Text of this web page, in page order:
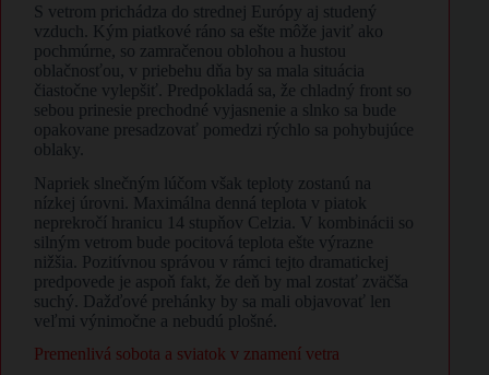
S vetrom prichádza do strednej Európy aj studený
vzduch. Kým piatkové ráno sa ešte môže javiť ako
pochmúrne, so zamračenou oblohou a hustou
oblačnosťou, v priebehu dňa by sa mala situácia
čiastočne vylepšiť. Predpokladá sa, že chladný front so
sebou prinesie prechodné vyjasnenie a slnko sa bude
opakovane presadzovať pomedzi rýchlo sa pohybujúce
oblaky.
Napriek slnečným lúčom však teploty zostanú na
nízkej úrovni. Maximálna denná teplota v piatok
neprekročí hranicu 14 stupňov Celzia. V kombinácii so
silným vetrom bude pocitová teplota ešte výrazne
nižšia. Pozitívnou správou v rámci tejto dramatickej
predpovede je aspoň fakt, že deň by mal zostať zväčša
suchý. Dažďové prehánky by sa mali objavovať len
veľmi výnimočne a nebudú plošné.
Premenlivá sobota a sviatok v znamení vetra